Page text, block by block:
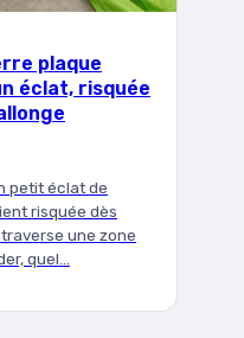
plaque
éclat, risquée
petit éclat de
risquée dès
traverse une zone
quel…